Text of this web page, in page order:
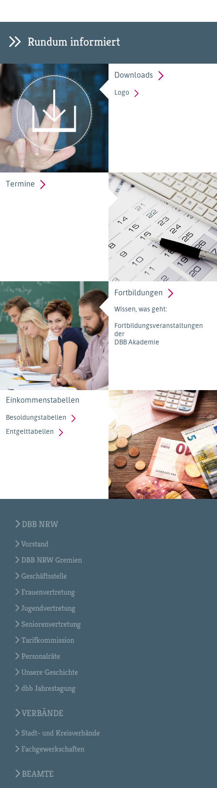
Rundum informiert
Downloads
Logo
Termine
Fortbildungen
Wissen, was geht:
Fortbildungsveranstaltungen
der
DBB Akademie
Einkommenstabellen
Besoldungstabellen
Entgelttabellen
DBB NRW
Vorstand
DBB NRW Gremien
Geschäftsstelle
Frauenvertretung
Jugendvertretung
Seniorenvertretung
Tarifkommission
Personalräte
Unsere Geschichte
dbb Jahrestagung
VERBÄNDE
Stadt- und Kreisverbände
Fachgewerkschaften
BEAMTE